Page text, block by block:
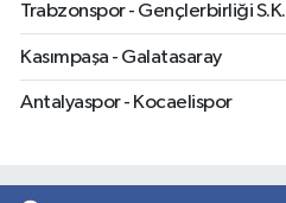
Trabzonspor - Gençlerbirliği S.K.
Kasımpaşa - Galatasaray
Antalyaspor - Kocaelispor